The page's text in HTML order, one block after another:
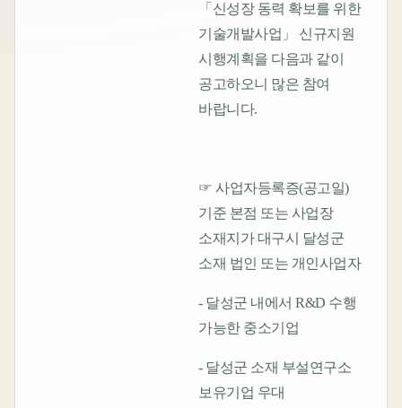
「신성장 동력 확보를 위한
기술개발사업」 신규지원
시행계획을 다음과 같이
공고하오니 많은 참여
바랍니다.
☞ 사업자등록증(공고일)
기준 본점 또는 사업장
소재지가 대구시 달성군
소재 법인 또는 개인사업자
- 달성군 내에서 R&D 수행
가능한 중소기업
- 달성군 소재 부설연구소
보유기업 우대